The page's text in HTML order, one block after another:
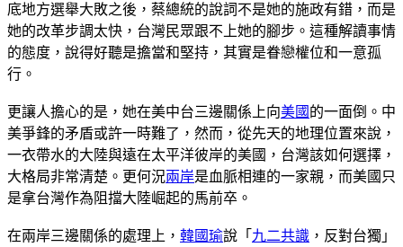
底地方選舉大敗之後，蔡總統的說詞不是她的施政有錯，而是
她的改革步調太快，台灣民眾跟不上她的腳步。這種解讀事情
的態度，說得好聽是擔當和堅持，其實是眷戀權位和一意孤
行。
更讓人擔心的是，她在美中台三邊關係上向美國 的一面倒。中
美爭鋒的矛盾或許一時難了，然而，從先天的地理位置來說，
一衣帶水的大陸與遠在太平洋彼岸的美國，台灣該如何選擇，
大格局非常清楚。更何況兩岸是血脈相連的一家親，而美國只
是拿台灣作為阻擋大陸崛起的馬前卒。
在兩岸三邊關係的處理上， 韓國瑜說「 九二共識 ，反對台獨」